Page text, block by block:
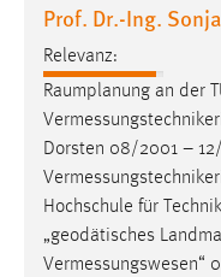
Prof. Dr.-Ing.
Relevanz:
Raumplanung an der
Dorsten 08/2001 –
Hochschule für
„geodätisches
Vermessungswesen“
Zweck:
gespeichert, ob
Sprachpräferenz
Name:
site-language-
Zweck: